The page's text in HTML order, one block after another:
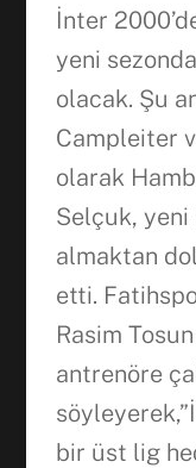
İnter
yeni
olacak. Şu
Campleiter
olarak
Selçuk,
almaktan
etti.
Rasim
antrenöre
bir üst lig